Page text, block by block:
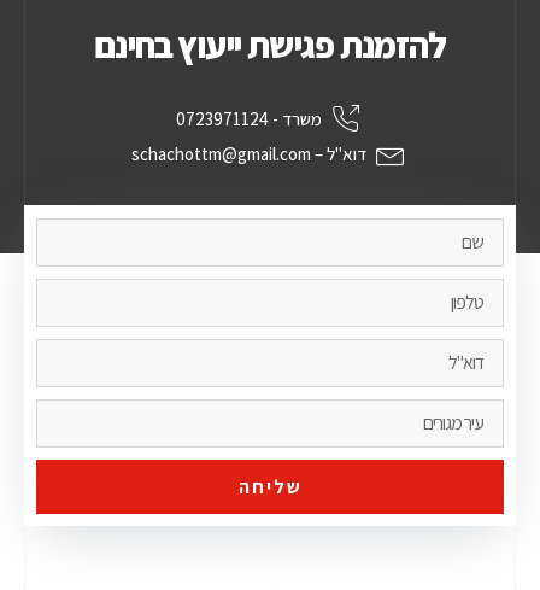
להזמנת פגישת ייעוץ בחינם
משרד - 0723971124
דוא"ל – schachottm@gmail.com
שליחה